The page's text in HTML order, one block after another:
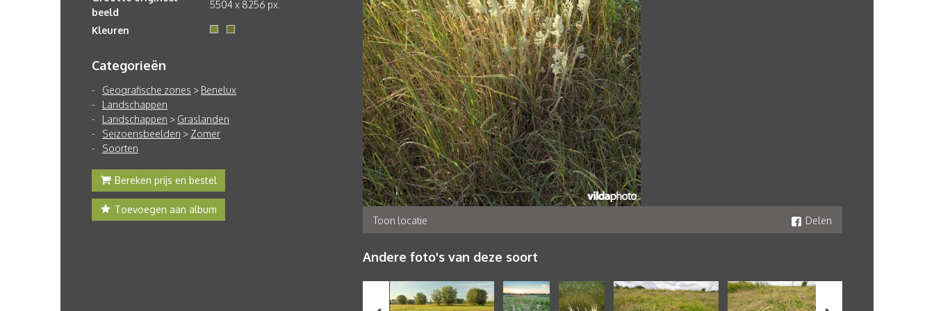
beeld
5504 x 8256 px.
Kleuren
Categorieën
Geografische zones > Benelux
Landschappen
Landschappen > Graslanden
Seizoensbeelden > Zomer
Soorten
Bereken prijs en bestel
Toevoegen aan album
Toon locatie
Delen
Andere foto's van deze soort